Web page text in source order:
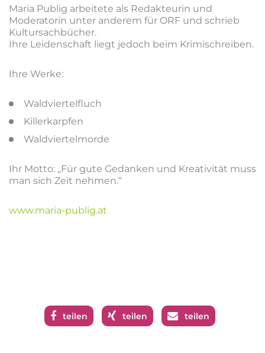
Maria Publig arbeitete als Redakteurin und
Moderatorin unter anderem für ORF und schrieb
Kultursachbücher.
Ihre Leidenschaft liegt jedoch beim Krimischreiben.
Ihre Werke:
Waldviertelfluch
Killerkarpfen
Waldviertelmorde
Ihr Motto: „Für gute Gedanken und Kreativität muss
man sich Zeit nehmen.“
www.maria-publig.at
teilen teilen teilen